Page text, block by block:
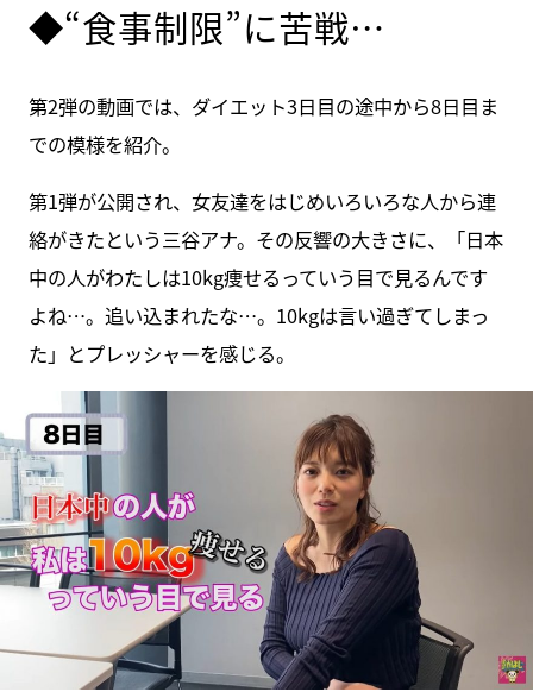
◆“食事制限”に苦戦…
第2弾の動画では、ダイエット3日目の途中から8日目ま
での模様を紹介。
第1弾が公開され、女友達をはじめいろいろな人から連
絡がきたという三谷アナ。その反響の大きさに、「日本
中の人がわたしは10kg痩せるっていう目で見るんです
よね…。追い込まれたな…。10kgは言い過ぎてしまっ
た」とプレッシャーを感じる。